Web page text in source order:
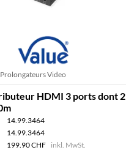
Video
HDMI 3 ports dont 2
14.99.3464
14.99.3464
199.90 CHF inkl. MwSt.